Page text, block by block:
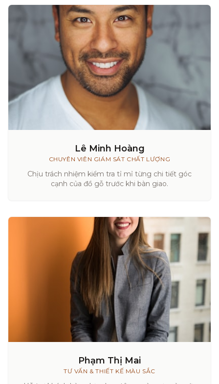
Lê Minh Hoàng
CHUYÊN VIÊN GIÁM SÁT CHẤT LƯỢNG
Chịu trách nhiệm kiểm tra tỉ mỉ từng chi tiết góc
cạnh của đồ gỗ trước khi bàn giao.
Phạm Thị Mai
TƯ VẤN & THIẾT KẾ MÀU SẮC